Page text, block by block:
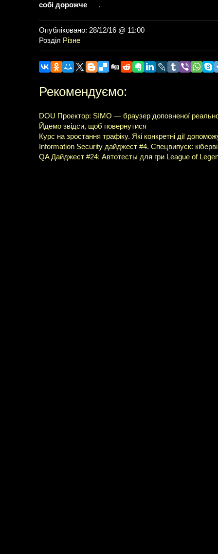
собі дорожче
.
Опубліковано: 28/12/16 @ 11:00
Розділ Різне
Рекомендуємо:
DOU Проектор: SIMO — браузер доповненої
Йдемо звідси, щоб повернутися
Курс на зростання трафіку. Які конкретні дії
Information Security дайджест #4. Спецвипуск:
QA Дайджест #24: Автотесты для гри League of